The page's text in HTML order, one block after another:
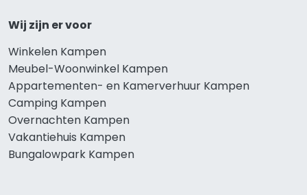
Wij zijn er voor
Winkelen Kampen
Meubel-Woonwinkel Kampen
Appartementen- en Kamerverhuur Kampen
Camping Kampen
Overnachten Kampen
Vakantiehuis Kampen
Bungalowpark Kampen